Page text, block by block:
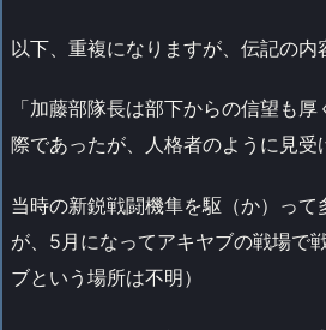
以下、重複になりますが、伝記の内
「加藤部隊長は部下からの信望も
際であったが、人格者のように見受
当時の新鋭戦闘機隼を駆（か）って
が、5月になってアキヤブの戦場で
ブという場所は不明）